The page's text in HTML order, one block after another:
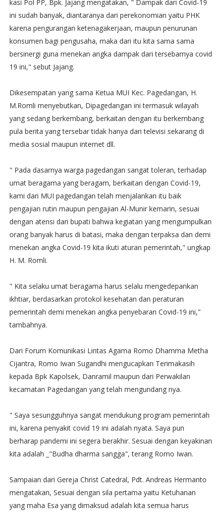
kasi Pol PP, Bpk. Jajang mengatakan, " Dampak dari Covid-19
ini sudah banyak, diantaranya dari perekonomian yaitu PHK
karena pengurangan ketenagakerjaan, maupun penurunan
konsumen bagi pengusaha, maka dari itu kita sama sama
bersinergi guna menekan angka dampak dari tersebarnya covid
19 ini," sebut Jajang.
Dikesempatan yang sama Ketua MUI Kec. Pagedangan, H.
M.Romli menyebutkan, Dipagedangan ini termasuk wilayah
yang sedang berkembang, berkaitan dengan itu berkembang
pula berita yang tersebar tidak hanya dari televisi sekarang di
media sosial maupun internet dll.
" Pada dasarnya warga pagedangan sangat toleran, terhadap
umat beragama yang beragam, berkaitan dengan Covid-19,
kami dari MUI pagedangan telah menjalankan itu baik
pengajian rutin maupun pengajian Al-Munir kemarin, sesuai
dengan atensi dari bupati bahwa kegiatan yang mengumpulkan
orang banyak harus di batasi, maka dengan terpaksa dan demi
menekan angka Covid-19 kita ikuti aturan pemerintah," ungkap
H. M. Romli.
" Kita selaku umat beragama harus selalu mengedepankan
ikhtiar, berdasarkan protokol kesehatan dan peraturan
pemerintah demi menekan angka penyebaran Covid-19 ini,"
tambahnya.
Dari Forum Komunikasi Lintas Agama Romo Dhamma Metha
Cijantra, Romo Iwan Sugandhi mengucapkan Terimakasih
kepada Bpk Kapolsek, Danramil maupun dari Perwakilan
kecamatan Pagedangan yang telah mengundang nya.
" Saya sesungguhnya sangat mendukung program pemerintah
ini, karena penyakit covid 19 ini adalah nyata. Saya pun
berharap pandemi ini segera berakhir. Sesuai dengan keyakinan
kita adalah _"Budha dharma sangga", terang Romo Iwan.
Sampaian dari Gereja Christ Catedral, Pdt. Andreas Hermanto
mengatakan, Sesuai dengan sila pertama yaitu Ketuhanan
yang maha Esa yang dimaksud adalah kita semua harus